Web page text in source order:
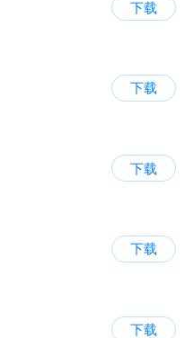
下载
下载
下载
下载
下载